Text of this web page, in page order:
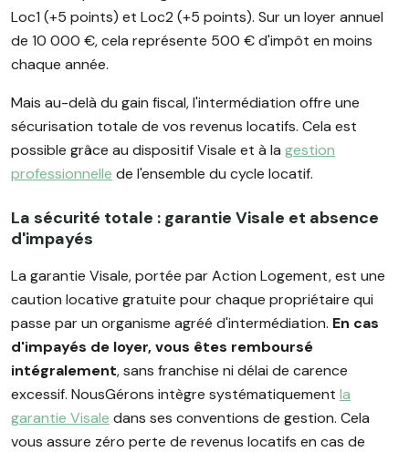
Loc1 (+5 points) et Loc2 (+5 points). Sur un loyer annuel
de 10 000 €, cela représente 500 € d'impôt en moins
chaque année.
Mais au-delà du gain fiscal, l'intermédiation offre une
sécurisation totale de vos revenus locatifs. Cela est
possible grâce au dispositif Visale et à la gestion
professionnelle de l'ensemble du cycle locatif.
La sécurité totale : garantie Visale et absence
d'impayés
La garantie Visale, portée par Action Logement, est une
caution locative gratuite pour chaque propriétaire qui
passe par un organisme agréé d'intermédiation. En cas
d'impayés de loyer, vous êtes remboursé
intégralement, sans franchise ni délai de carence
excessif. NousGérons intègre systématiquement la
garantie Visale dans ses conventions de gestion. Cela
vous assure zéro perte de revenus locatifs en cas de